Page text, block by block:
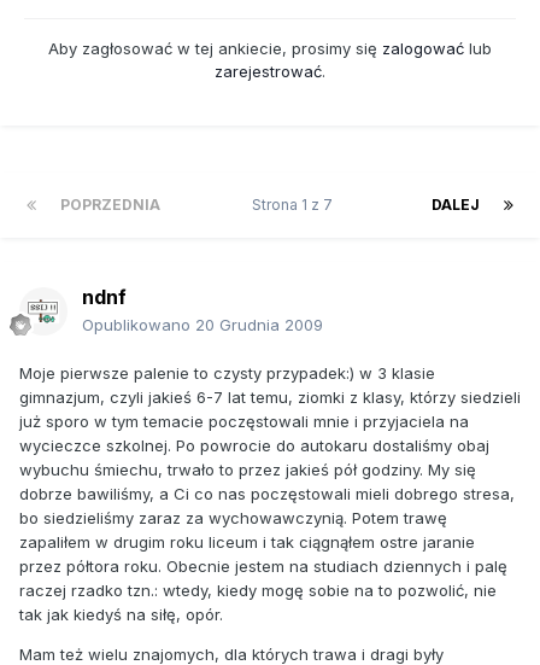
Aby zagłosować w tej ankiecie, prosimy się zalogować lub
zarejestrować.
POPRZEDNIA DALEJ
Strona 1 z 7
ndnf
Opublikowano 20 Grudnia 2009
Moje pierwsze palenie to czysty przypadek:) w 3 klasie
gimnazjum, czyli jakieś 6-7 lat temu, ziomki z klasy, którzy siedzieli
już sporo w tym temacie poczęstowali mnie i przyjaciela na
wycieczce szkolnej. Po powrocie do autokaru dostaliśmy obaj
wybuchu śmiechu, trwało to przez jakieś pół godziny. My się
dobrze bawiliśmy, a Ci co nas poczęstowali mieli dobrego stresa,
bo siedzieliśmy zaraz za wychowawczynią. Potem trawę
zapaliłem w drugim roku liceum i tak ciągnąłem ostre jaranie
przez półtora roku. Obecnie jestem na studiach dziennych i palę
raczej rzadko tzn.: wtedy, kiedy mogę sobie na to pozwolić, nie
tak jak kiedyś na siłę, opór.
Mam też wielu znajomych, dla których trawa i dragi były